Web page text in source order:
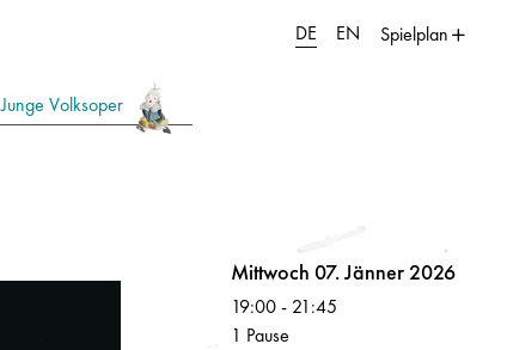
Junge Volksoper
DE EN Spielplan
Volksoper
Mittwoch 07. Jänner 2026
19:00- 21:45
1 Pause